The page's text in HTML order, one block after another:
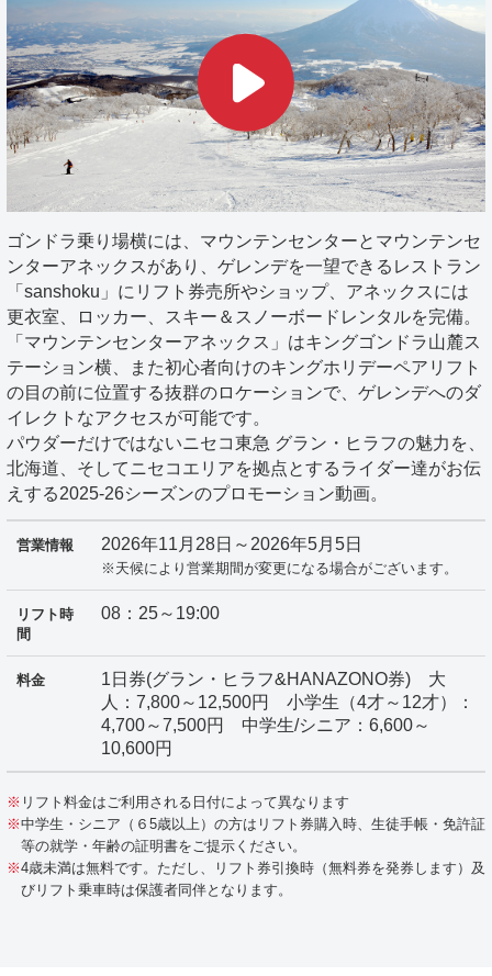
ゴンドラ乗り場横には、マウンテンセンターとマウンテンセ
ンターアネックスがあり、ゲレンデを一望できるレストラン
「sanshoku」にリフト券売所やショップ、アネックスには
更衣室、ロッカー、スキー＆スノーボードレンタルを完備。
「マウンテンセンターアネックス」はキングゴンドラ山麓ス
テーション横、また初心者向けのキングホリデーペアリフト
の目の前に位置する抜群のロケーションで、ゲレンデへのダ
イレクトなアクセスが可能です。
パウダーだけではないニセコ東急 グラン・ヒラフの魅力を、
北海道、そしてニセコエリアを拠点とするライダー達がお伝
えする2025-26シーズンのプロモーション動画。
営業情報 2026年11月28日～2026年5月5日
※天候により営業期間が変更になる場合がございます。
リフト時
間
08：25～19:00
料金
1日券(グラン・ヒラフ&HANAZONO券) 大
人：7,800～12,500円 小学生（4才～12才）：
4,700～7,500円 中学生/シニア：6,600～
10,600円
リフト料金はご利用される日付によって異なります
中学生・シニア（６5歳以上）の方はリフト券購入時、生徒手帳・免許証
等の就学・年齢の証明書をご提示ください。
4歳未満は無料です。ただし、リフト券引換時（無料券を発券します）及
びリフト乗車時は保護者同伴となります。